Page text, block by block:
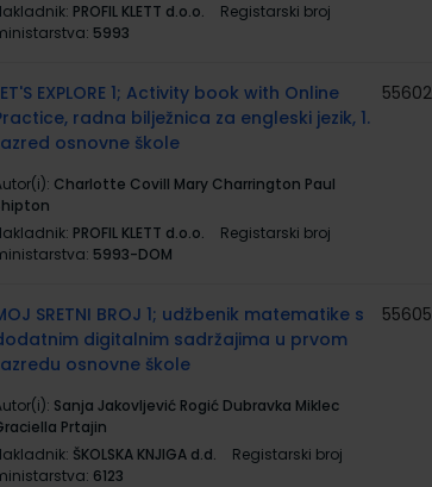
PROFIL KLETT d.o.o.
Registarski broj
5993
EXPLORE 1; Activity book with Online
radna bilježnica za engleski jezik, 1.
osnovne škole
Charlotte Covill Mary Charrington Paul
PROFIL KLETT d.o.o.
Registarski broj
5993-DOM
SRETNI BROJ 1; udžbenik matematike s
digitalnim sadržajima u prvom
osnovne škole
Sanja Jakovljević Rogić Dubravka Miklec
Prtajin
ŠKOLSKA KNJIGA d.d.
Registarski broj
6123